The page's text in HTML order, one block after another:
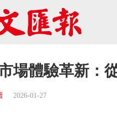
場體驗革新：
2026-01-27